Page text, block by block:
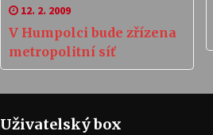
12. 2. 2009
V Humpolci bude zřízena
metropolitní síť
Uživatelský box